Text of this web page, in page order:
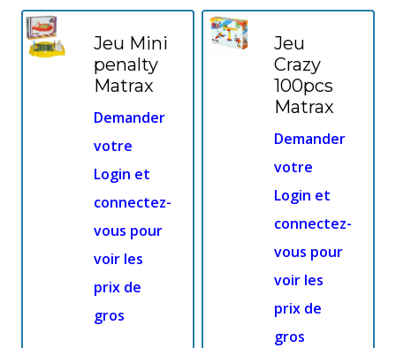
Jeu Mini
penalty
Matrax
Demander
votre
Login et
connectez-
vous pour
voir les
prix de
gros
Jeu
Crazy
100pcs
Matrax
Demander
votre
Login et
connectez-
vous pour
voir les
prix de
gros